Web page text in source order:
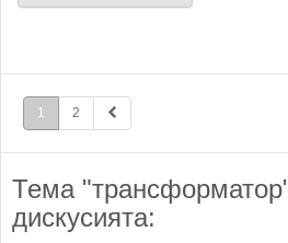
1 2
Тема
дискусията: